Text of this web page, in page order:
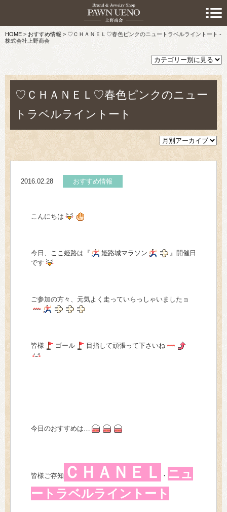
HOME > おすすめ情報 > ♡ＣＨＡＮＥＬ♡春色ピンクのニュートラベルライントート -
株式会社上野商会
♡ＣＨＡＮＥＬ♡春色ピンクのニュー
トラベルライントート
2016.02.28 おすすめ情報
こんにちは
今日、ここ姫路は『 姫路城マラソン
』開催日
です
ご参加の方々、元気よく走っていらっしゃいましたョ
皆様 ゴール 目指して頑張って下さいね
今日のおすすめは…
皆様ご存知 ＣＨＡＮＥＬ ・ ニュ
ートラベルライントート
> 初めての方へ
> 預けたい方
> 売りたい方
> 取り扱い品目
> 商品情報
> スタッフおすすめ情報
> お知らせ
> アクセス
> ホーム